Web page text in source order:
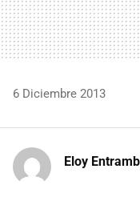
6 Diciembre 2013
Eloy